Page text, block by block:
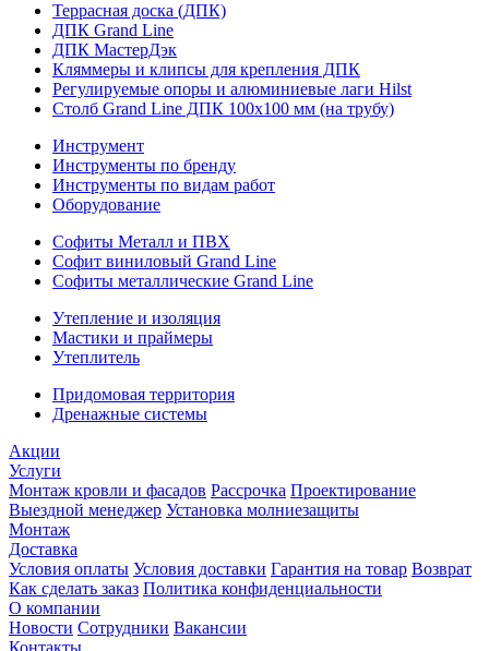
Террасная доска (ДПК)
ДПК Grand Line
ДПК МастерДэк
Кляммеры и клипсы для крепления ДПК
Регулируемые опоры и алюминиевые лаги Hilst
Столб Grand Line ДПК 100х100 мм (на трубу)
Инструмент
Инструменты по бренду
Инструменты по видам работ
Оборудование
Софиты Металл и ПВХ
Софит виниловый Grand Line
Софиты металлические Grand Line
Утепление и изоляция
Мастики и праймеры
Утеплитель
Придомовая территория
Дренажные системы
Акции
Услуги
Монтаж кровли и фасадов Рассрочка Проектирование
Выездной менеджер Установка молниезащиты
Монтаж
Доставка
Условия оплаты Условия доставки Гарантия на товар Возврат
Как сделать заказ Политика конфиденциальности
О компании
Новости Сотрудники Вакансии
Контакты